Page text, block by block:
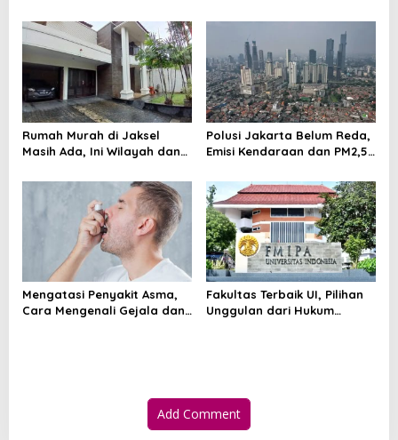
Rumah Murah di Jaksel
Masih Ada, Ini Wilayah dan
Polusi Jakarta Belum Reda,
Emisi Kendaraan dan PM2,5
Mengatasi Penyakit Asma,
Cara Mengenali Gejala dan
Fakultas Terbaik UI, Pilihan
Unggulan dari Hukum
Add Comment